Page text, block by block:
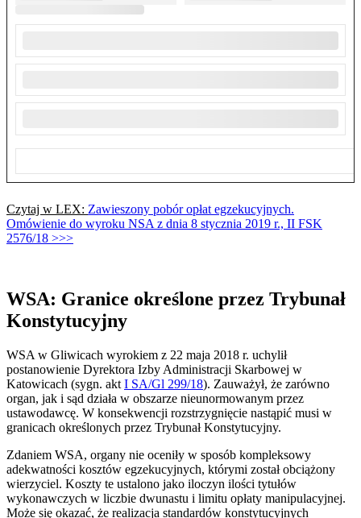
Czytaj w LEX: Zawieszony pobór opłat egzekucyjnych.
Omówienie do wyroku NSA z dnia 8 stycznia 2019 r., II FSK
2576/18 >>>
WSA: Granice określone przez Trybunał
Konstytucyjny
WSA w Gliwicach wyrokiem z 22 maja 2018 r. uchylił
postanowienie Dyrektora Izby Administracji Skarbowej w
Katowicach (sygn. akt I SA/Gl 299/18). Zauważył, że zarówno
organ, jak i sąd działa w obszarze nieunormowanym przez
ustawodawcę. W konsekwencji rozstrzygnięcie nastąpić musi w
granicach określonych przez Trybunał Konstytucyjny.
Zdaniem WSA, organy nie oceniły w sposób kompleksowy
adekwatności kosztów egzekucyjnych, którymi został obciążony
wierzyciel. Koszty te ustalono jako iloczyn ilości tytułów
wykonawczych w liczbie dwunastu i limitu opłaty manipulacyjnej.
Może się okazać, że realizacja standardów konstytucyjnych